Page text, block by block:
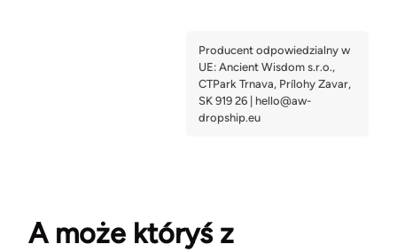
A może któryś z